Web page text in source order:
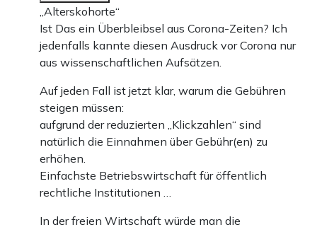
„Alterskohorte“
Ist Das ein Überbleibsel aus Corona-Zeiten? Ich
jedenfalls kannte diesen Ausdruck vor Corona nur
aus wissenschaftlichen Aufsätzen.
Auf jeden Fall ist jetzt klar, warum die Gebühren
steigen müssen:
aufgrund der reduzierten „Klickzahlen“ sind
natürlich die Einnahmen über Gebühr(en) zu
erhöhen.
Einfachste Betriebswirtschaft für öffentlich
rechtliche Institutionen …
In der freien Wirtschaft würde man die